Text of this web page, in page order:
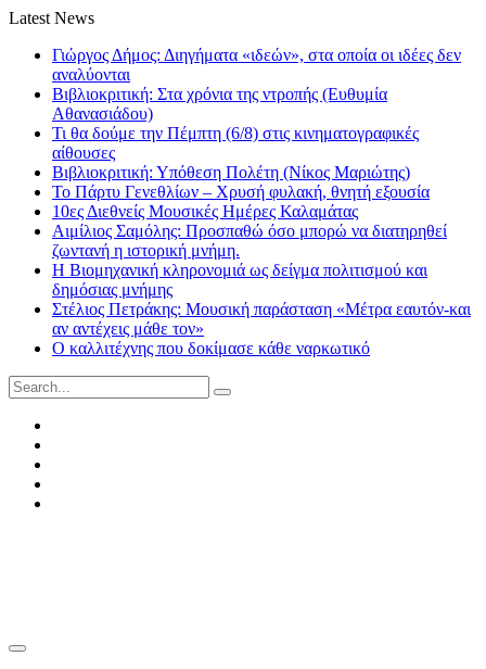
Latest News
Γιώργος Δήμος: Διηγήματα «ιδεών», στα οποία οι ιδέες δεν
αναλύονται
Βιβλιοκριτική: Στα χρόνια της ντροπής (Ευθυμία
Αθανασιάδου)
Τι θα δούμε την Πέμπτη (6/8) στις κινηματογραφικές
αίθουσες
Βιβλιοκριτική: Υπόθεση Πολέτη (Νίκος Μαριώτης)
Το Πάρτυ Γενεθλίων – Χρυσή φυλακή, θνητή εξουσία
10ες Διεθνείς Μουσικές Ημέρες Καλαμάτας
Αιμίλιος Σαμόλης: Προσπαθώ όσο μπορώ να διατηρηθεί
ζωντανή η ιστορική μνήμη.
Η Βιομηχανική κληρονομιά ως δείγμα πολιτισμού και
δημόσιας μνήμης
Στέλιος Πετράκης: Μουσική παράσταση «Μέτρα εαυτόν-και
αν αντέχεις μάθε τον»
Ο καλλιτέχνης που δοκίμασε κάθε ναρκωτικό
Search
for: